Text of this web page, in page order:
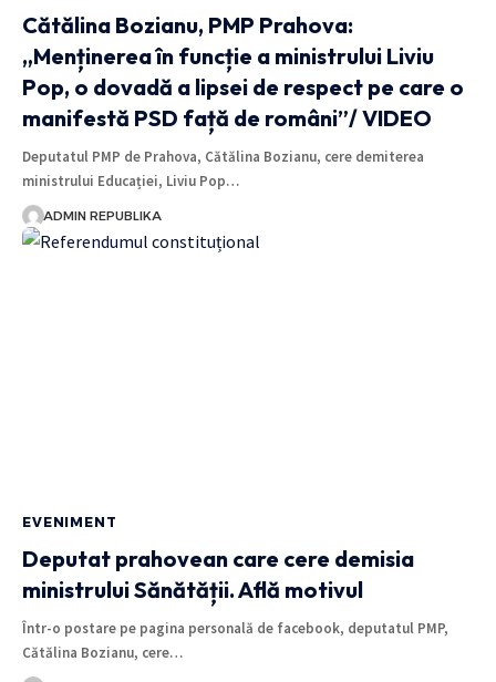
Cătălina Bozianu, PMP Prahova:
„Menținerea în funcție a ministrului Liviu
Pop, o dovadă a lipsei de respect pe care o
manifestă PSD față de români”/ VIDEO
Deputatul PMP de Prahova, Cătălina Bozianu, cere demiterea
ministrului Educației, Liviu Pop…
ADMIN REPUBLIKA
EVENIMENT
Deputat prahovean care cere demisia
ministrului Sănătății. Află motivul
Într-o postare pe pagina personală de facebook, deputatul PMP,
Cătălina Bozianu, cere…